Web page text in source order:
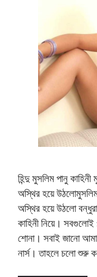
হিন্দু মুসলিম পানু
অস্থির হয়ে
অস্থির হয়ে উঠলো
কাহিনী নিয়ে।
শোনা। সবাই জানো
নার্স। তাহলে চলো